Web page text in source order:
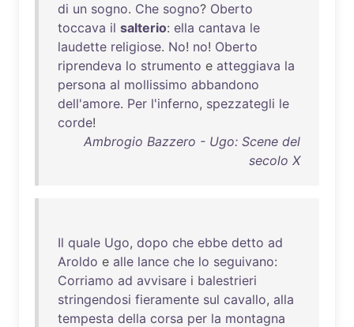
di un sogno. Che sogno? Oberto
toccava il salterio: ella cantava le
laudette religiose. No! no! Oberto
riprendeva lo strumento e atteggiava la
persona al mollissimo abbandono
dell'amore. Per l'inferno, spezzategli le
corde!
Ambrogio Bazzero - Ugo: Scene del
secolo X
Il quale Ugo, dopo che ebbe detto ad
Aroldo e alle lance che lo seguivano:
Corriamo ad avvisare i balestrieri
stringendosi fieramente sul cavallo, alla
tempesta della corsa per la montagna